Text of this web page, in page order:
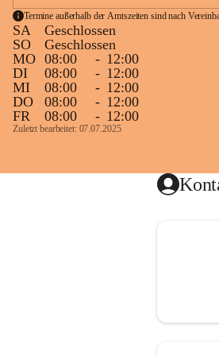
Termine außerhalb der Amtszeiten sind nach
SA
Geschlossen
SO
Geschlossen
MO 08:00 - 12:00
DI
08:00 - 12:00
MI
08:00 - 12:00
DO
08:00 - 12:00
FR
08:00 - 12:00
Zuletzt bearbeitet: 07.07.2025